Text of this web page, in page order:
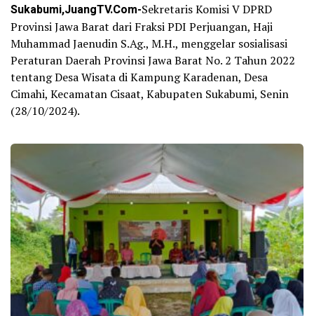
Sukabumi,JuangTV.Com-Sekretaris Komisi V DPRD
Provinsi Jawa Barat dari Fraksi PDI Perjuangan, Haji
Muhammad Jaenudin S.Ag., M.H., menggelar sosialisasi
Peraturan Daerah Provinsi Jawa Barat No. 2 Tahun 2022
tentang Desa Wisata di Kampung Karadenan, Desa
Cimahi, Kecamatan Cisaat, Kabupaten Sukabumi, Senin
(28/10/2024).